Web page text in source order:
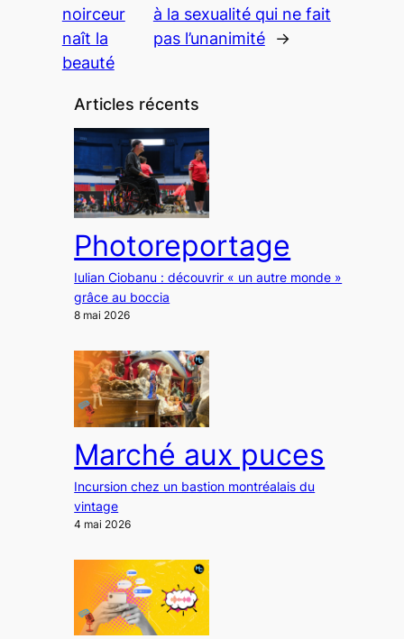
noirceur
naît la
beauté
à la sexualité qui ne fait
pas l’unanimité
→
Articles récents
Photoreportage
Iulian Ciobanu : découvrir « un autre monde »
grâce au boccia
8 mai 2026
Marché aux puces
Incursion chez un bastion montréalais du
vintage
4 mai 2026